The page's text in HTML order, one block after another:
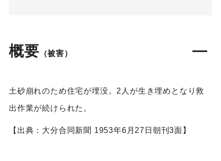
概要 （被害）
土砂崩れのため住宅が埋没。2人が生き埋めとなり救
出作業が続けられた。
【出典：大分合同新聞 1953年6月27日朝刊3面】